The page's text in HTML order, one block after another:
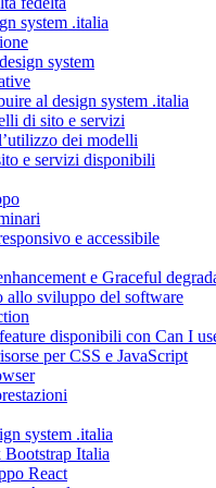
system .italia
system
al design system .italia
di sito e servizi
dei modelli
e servizi disponibili
e accessibile
e Graceful
allo sviluppo del software
disponibili con Can I
per CSS e JavaScript
system .italia
Italia
React